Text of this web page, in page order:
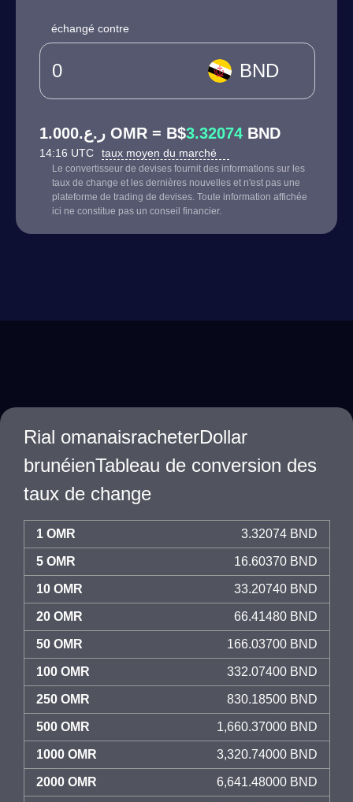
échangé contre
BND
ر.ع.1.000 OMR = B$3.32074 BND
14:16 UTC taux moyen du marché
Le convertisseur de devises fournit des informations sur les
taux de change et les dernières nouvelles et n'est pas une
plateforme de trading de devises. Toute information affichée
ici ne constitue pas un conseil financier.
Rial omanaisracheterDollar
brunéienTableau de conversion des
taux de change
1 OMR 3.32074 BND
5 OMR 16.60370 BND
10 OMR 33.20740 BND
20 OMR 66.41480 BND
50 OMR 166.03700 BND
100 OMR 332.07400 BND
250 OMR 830.18500 BND
500 OMR 1,660.37000 BND
1000 OMR 3,320.74000 BND
2000 OMR 6,641.48000 BND